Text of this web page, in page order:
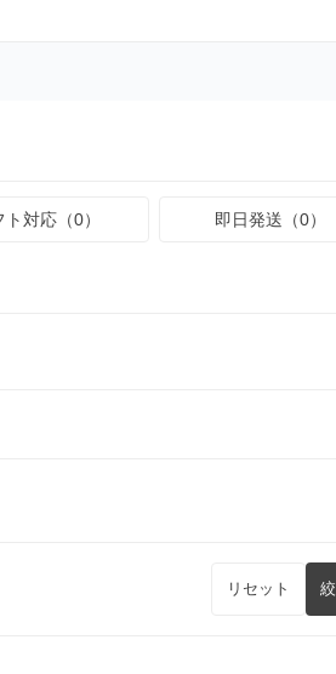
ト対応（0） 即日発送（0）
リセット